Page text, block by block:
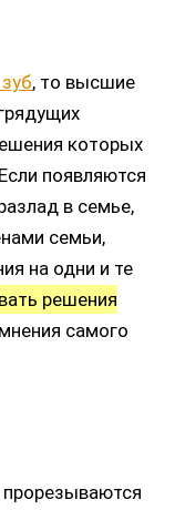
, то высшие
которых
появляются
в семье,
семьи,
на одни и те
решения
самого
прорезываются